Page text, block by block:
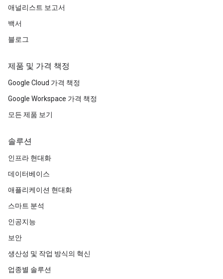
애널리스트 보고서
백서
블로그
제품 및 가격 책정
Google Cloud 가격 책정
Google Workspace 가격 책정
모든 제품 보기
솔루션
인프라 현대화
데이터베이스
애플리케이션 현대화
스마트 분석
인공지능
보안
생산성 및 작업 방식의 혁신
업종별 솔루션